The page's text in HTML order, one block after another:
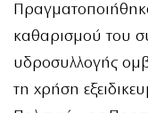
καθαρισμού του
υδροσυλλογής
τη χρήση